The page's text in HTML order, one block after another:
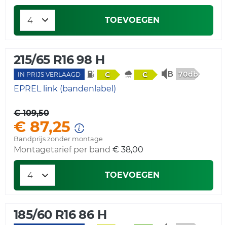
TOEVOEGEN
215/65 R16 98 H
IN PRIJS VERLAAGD C C 70db
EPREL link (bandenlabel)
€ 109,50
€ 87,25
Bandprijs zonder montage
Montagetarief per band € 38,00
TOEVOEGEN
185/60 R16 86 H